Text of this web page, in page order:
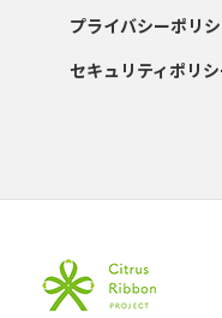
プライバシーポリ
セキュリティポリ